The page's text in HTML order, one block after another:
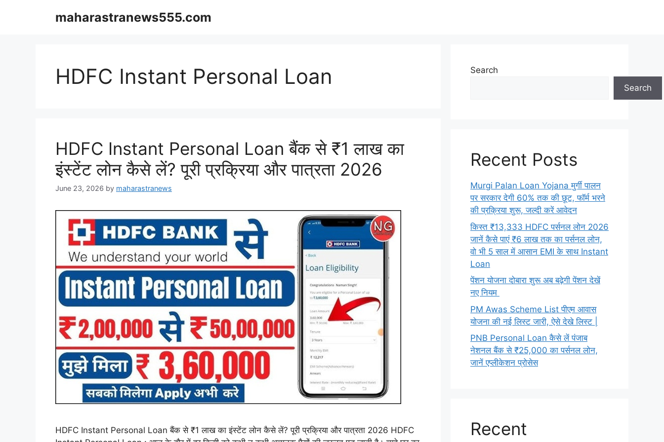
maharastranews555.com
HDFC Instant Personal Loan
HDFC Instant Personal Loan बैंक से ₹1 लाख का
इंस्टेंट लोन कैसे लें? पूरी प्रक्रिया और पात्रता 2026
June 23, 2026 by maharastranews
HDFC Instant Personal Loan बैंक से ₹1 लाख का इंस्टेंट लोन कैसे लें? पूरी प्रक्रिया और पात्रता 2026 HDFC
Search
Search
Recent Posts
Murgi Palan Loan Yojana मुर्गी पालन
पर सरकार देगी 60% तक की छूट, फॉर्म भरने
की प्रक्रिया शुरू, जल्दी करें आवेदन
किस्त ₹13,333 HDFC पर्सनल लोन 2026
जानें कैसे पाएं ₹6 लाख तक का पर्सनल लोन,
वो भी 5 साल में आसान EMI के साथ Instant
Loan
पेंशन योजना दोबारा शुरू अब बढ़ेगी पेंशन देखें
नए नियम
PM Awas Scheme List पीएम आवास
योजना की नई लिस्ट जारी, ऐसे देखे लिस्ट |
PNB Personal Loan कैसे लें पंजाब
नेशनल बैंक से ₹25,000 का पर्सनल लोन,
जानें एप्लीकेशन प्रोसेस
Recent